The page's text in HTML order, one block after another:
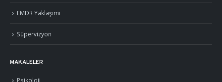
EMDR Yaklaşımı
Süpervizyon
MAKALELER
Psikoloji